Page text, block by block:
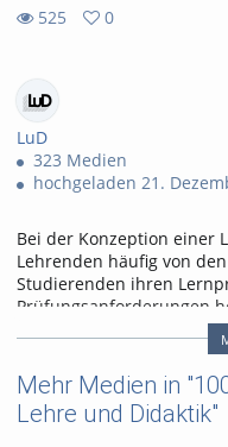
525
0
LuD
323 Medien
hochgeladen 21.
Bei der Konzeption einer
Lehrenden häufig von
Studierenden ihren
Prüfungsanforderungen
dazu führen, dass Lehr-
aufeinander abgestimmt
enttäuschend
„Constructive Alignment“
Schwierigkeiten zu
Mehr Medien in
Lehre und Didaktik"